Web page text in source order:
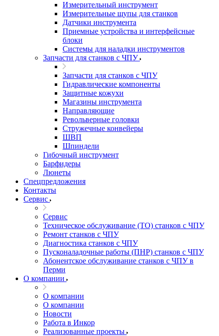
Измерительный инструмент
Измерительные щупы для станков
Датчики инструмента
Приемные устройства и интерфейсные
блоки
Системы для наладки инструментов
Запчасти для станков с ЧПУ
Запчасти для станков с ЧПУ
Гидравлические компоненты
Защитные кожухи
Магазины инструмента
Направляющие
Револьверные головки
Стружечные конвейеры
ШВП
Шпиндели
Гибочный инструмент
Барфидеры
Люнеты
Спецпредложения
Контакты
Сервис
Сервис
Техническое обслуживание (ТО) станков с ЧПУ
Ремонт станков с ЧПУ
Диагностика станков с ЧПУ
Пусконаладочные работы (ПНР) станков с ЧПУ
Абонентское обслуживание станков с ЧПУ в
Перми
О компании
О компании
О компании
Новости
Работа в Инкор
Реализованные проекты